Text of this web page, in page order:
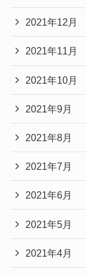
2021年12月
2021年11月
2021年10月
2021年9月
2021年8月
2021年7月
2021年6月
2021年5月
2021年4月